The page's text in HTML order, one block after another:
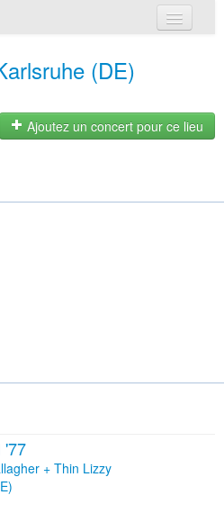
(DE)
Ajoutez un concert pour ce lieu
'77
+ Thin Lizzy